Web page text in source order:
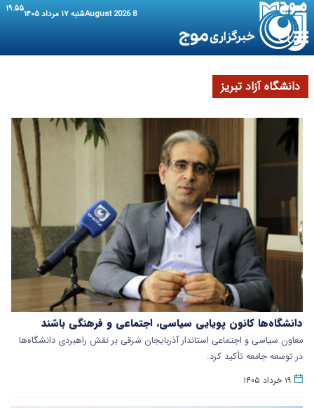
8 August 2026 شنبه ۱۷ مرداد ۱۴۰۵ ۱۹:۵۵
دانشگاه آزاد تبریز
دانشگاه‌ها کانون پویایی سیاسی، اجتماعی و فرهنگی باشند
معاون سیاسی و اجتماعی استاندار آذربایجان شرقی بر نقش راهبردی دانشگاه‌ها
در توسعه جامعه تأکید کرد.
۱۹ خرداد ۱۴۰۵